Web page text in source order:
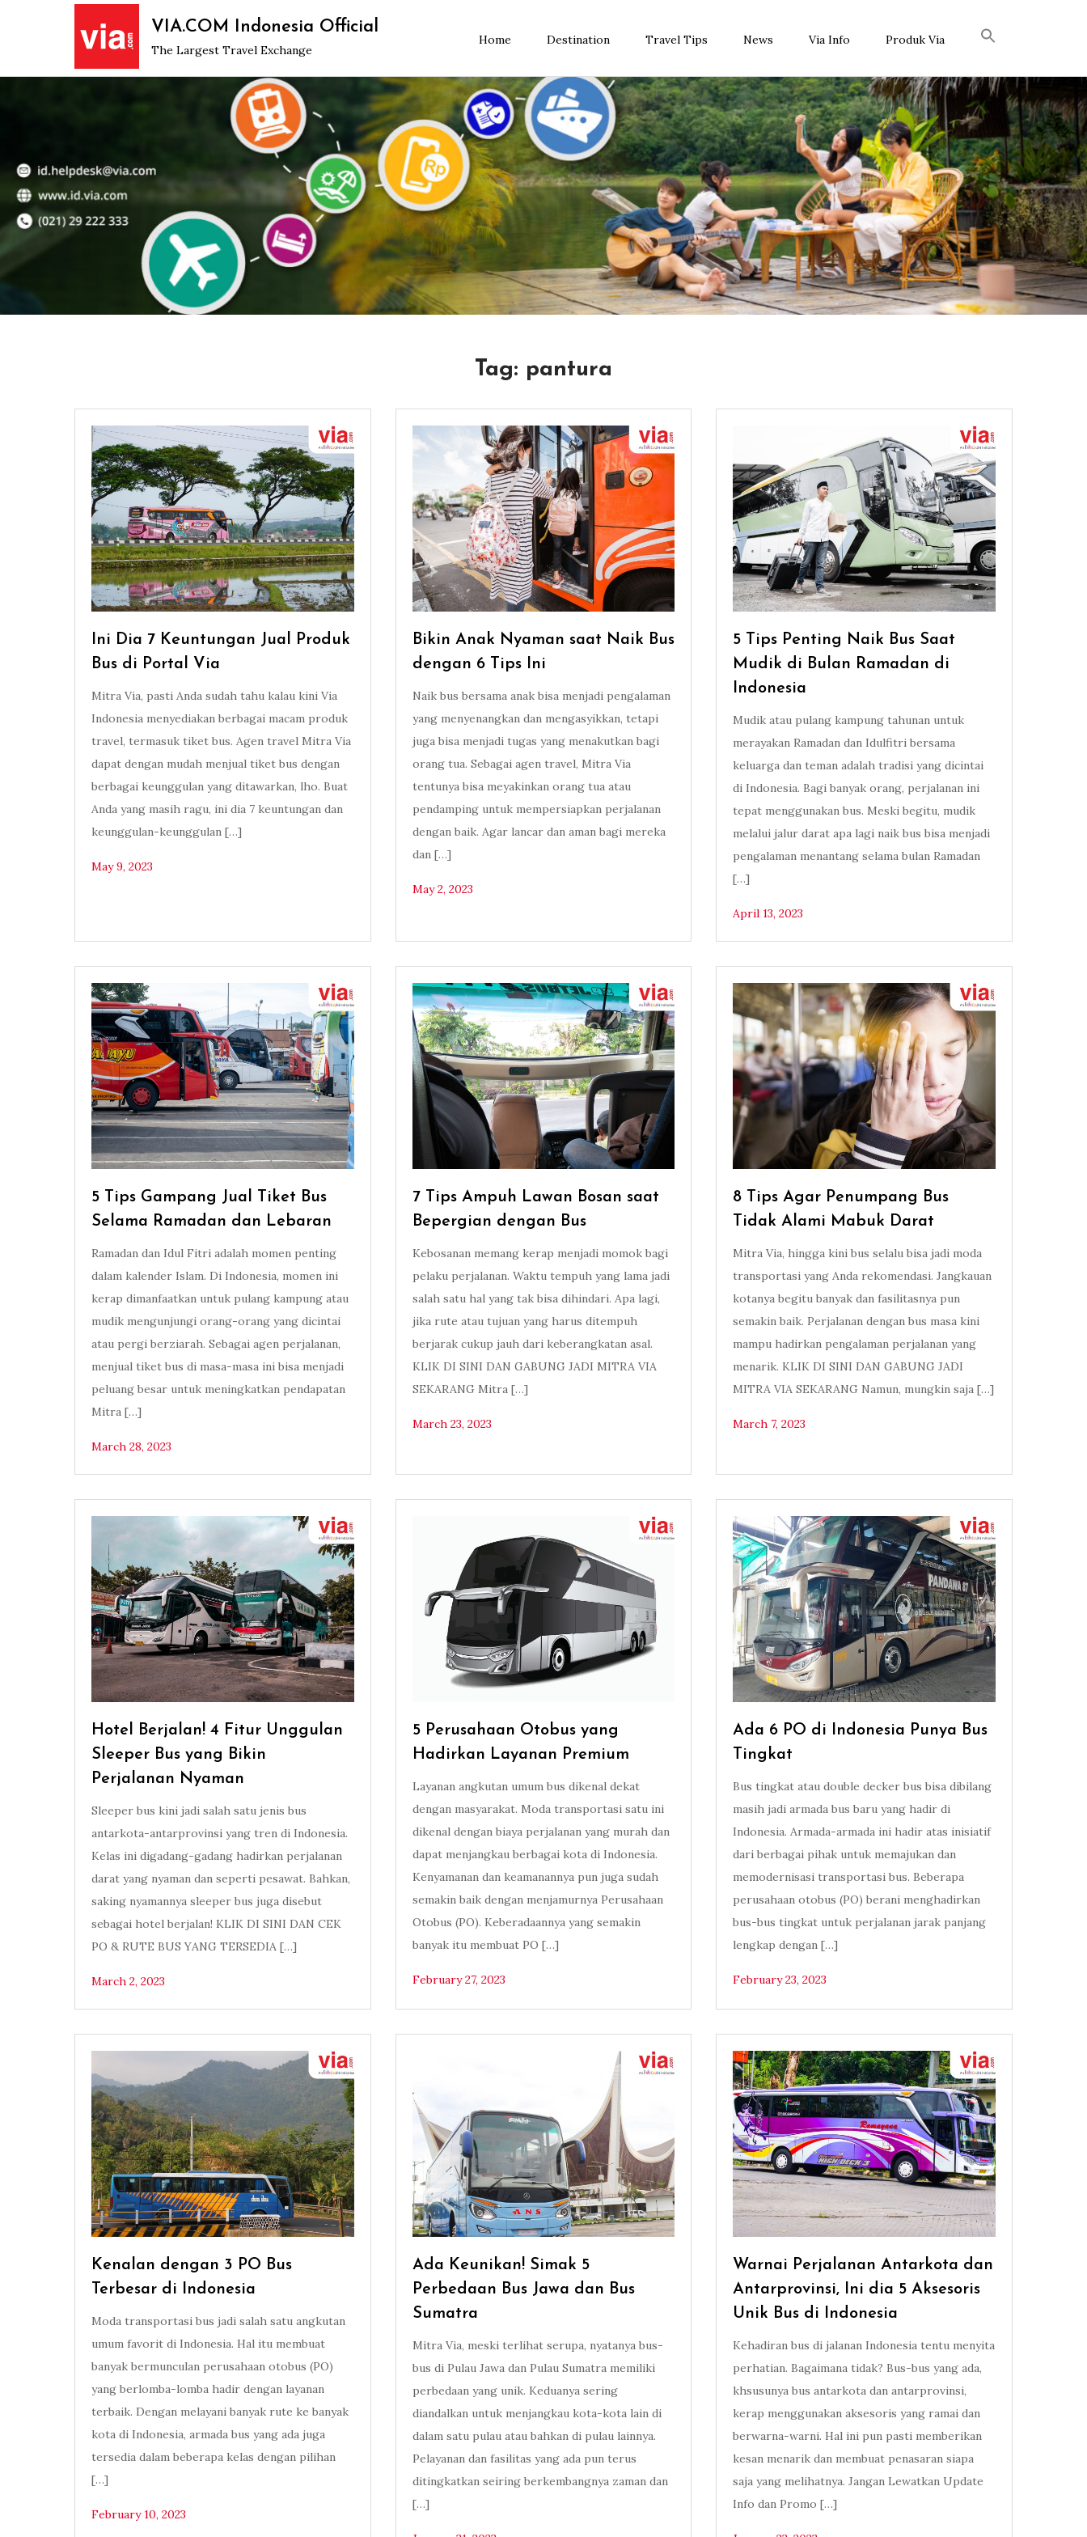
VIA.COM Indonesia Official
The Largest Travel Exchange
Home Destination Travel Tips News Via Info Produk Via
Tag: pantura
Ini Dia 7 Keuntungan Jual Produk
Bus di Portal Via
Mitra Via, pasti Anda sudah tahu kalau kini Via
Indonesia menyediakan berbagai macam produk
travel, termasuk tiket bus. Agen travel Mitra Via
dapat dengan mudah menjual tiket bus dengan
berbagai keunggulan yang ditawarkan, lho. Buat
Anda yang masih ragu, ini dia 7 keuntungan dan
keunggulan-keunggulan […]
May 9, 2023
Bikin Anak Nyaman saat Naik Bus
dengan 6 Tips Ini
Naik bus bersama anak bisa menjadi pengalaman
yang menyenangkan dan mengasyikkan, tetapi
juga bisa menjadi tugas yang menakutkan bagi
orang tua. Sebagai agen travel, Mitra Via
tentunya bisa meyakinkan orang tua atau
pendamping untuk mempersiapkan perjalanan
dengan baik. Agar lancar dan aman bagi mereka
dan […]
May 2, 2023
5 Tips Penting Naik Bus Saat
Mudik di Bulan Ramadan di
Indonesia
Mudik atau pulang kampung tahunan untuk
merayakan Ramadan dan Idulfitri bersama
keluarga dan teman adalah tradisi yang dicintai
di Indonesia. Bagi banyak orang, perjalanan ini
tepat menggunakan bus. Meski begitu, mudik
melalui jalur darat apa lagi naik bus bisa menjadi
pengalaman menantang selama bulan Ramadan
[…]
April 13, 2023
5 Tips Gampang Jual Tiket Bus
Selama Ramadan dan Lebaran
Ramadan dan Idul Fitri adalah momen penting
dalam kalender Islam. Di Indonesia, momen ini
kerap dimanfaatkan untuk pulang kampung atau
mudik mengunjungi orang-orang yang dicintai
atau pergi berziarah. Sebagai agen perjalanan,
menjual tiket bus di masa-masa ini bisa menjadi
peluang besar untuk meningkatkan pendapatan
Mitra […]
March 28, 2023
7 Tips Ampuh Lawan Bosan saat
Bepergian dengan Bus
Kebosanan memang kerap menjadi momok bagi
pelaku perjalanan. Waktu tempuh yang lama jadi
salah satu hal yang tak bisa dihindari. Apa lagi,
jika rute atau tujuan yang harus ditempuh
berjarak cukup jauh dari keberangkatan asal.
KLIK DI SINI DAN GABUNG JADI MITRA VIA
SEKARANG Mitra […]
March 23, 2023
8 Tips Agar Penumpang Bus
Tidak Alami Mabuk Darat
Mitra Via, hingga kini bus selalu bisa jadi moda
transportasi yang Anda rekomendasi. Jangkauan
kotanya begitu banyak dan fasilitasnya pun
semakin baik. Perjalanan dengan bus masa kini
mampu hadirkan pengalaman perjalanan yang
menarik. KLIK DI SINI DAN GABUNG JADI
MITRA VIA SEKARANG Namun, mungkin saja […]
March 7, 2023
Hotel Berjalan! 4 Fitur Unggulan
Sleeper Bus yang Bikin
Perjalanan Nyaman
Sleeper bus kini jadi salah satu jenis bus
antarkota-antarprovinsi yang tren di Indonesia.
Kelas ini digadang-gadang hadirkan perjalanan
darat yang nyaman dan seperti pesawat. Bahkan,
saking nyamannya sleeper bus juga disebut
sebagai hotel berjalan! KLIK DI SINI DAN CEK
PO & RUTE BUS YANG TERSEDIA […]
March 2, 2023
5 Perusahaan Otobus yang
Hadirkan Layanan Premium
Layanan angkutan umum bus dikenal dekat
dengan masyarakat. Moda transportasi satu ini
dikenal dengan biaya perjalanan yang murah dan
dapat menjangkau berbagai kota di Indonesia.
Kenyamanan dan keamanannya pun juga sudah
semakin baik dengan menjamurnya Perusahaan
Otobus (PO). Keberadaannya yang semakin
banyak itu membuat PO […]
February 27, 2023
Ada 6 PO di Indonesia Punya Bus
Tingkat
Bus tingkat atau double decker bus bisa dibilang
masih jadi armada bus baru yang hadir di
Indonesia. Armada-armada ini hadir atas inisiatif
dari berbagai pihak untuk memajukan dan
memodernisasi transportasi bus. Beberapa
perusahaan otobus (PO) berani menghadirkan
bus-bus tingkat untuk perjalanan jarak panjang
lengkap dengan […]
February 23, 2023
Kenalan dengan 3 PO Bus
Terbesar di Indonesia
Moda transportasi bus jadi salah satu angkutan
umum favorit di Indonesia. Hal itu membuat
banyak bermunculan perusahaan otobus (PO)
yang berlomba-lomba hadir dengan layanan
terbaik. Dengan melayani banyak rute ke banyak
kota di Indonesia, armada bus yang ada juga
tersedia dalam beberapa kelas dengan pilihan
[…]
February 10, 2023
Ada Keunikan! Simak 5
Perbedaan Bus Jawa dan Bus
Sumatra
Mitra Via, meski terlihat serupa, nyatanya bus-
bus di Pulau Jawa dan Pulau Sumatra memiliki
perbedaan yang unik. Keduanya sering
diandalkan untuk menjangkau kota-kota lain di
dalam satu pulau atau bahkan di pulau lainnya.
Pelayanan dan fasilitas yang ada pun terus
ditingkatkan seiring berkembangnya zaman dan
[…]
Warnai Perjalanan Antarkota dan
Antarprovinsi, Ini dia 5 Aksesoris
Unik Bus di Indonesia
Kehadiran bus di jalanan Indonesia tentu menyita
perhatian. Bagaimana tidak? Bus-bus yang ada,
khsusunya bus antarkota dan antarprovinsi,
kerap menggunakan aksesoris yang ramai dan
berwarna-warni. Hal ini pun pasti memberikan
kesan menarik dan membuat penasaran siapa
saja yang melihatnya. Jangan Lewatkan Update
Info dan Promo […]